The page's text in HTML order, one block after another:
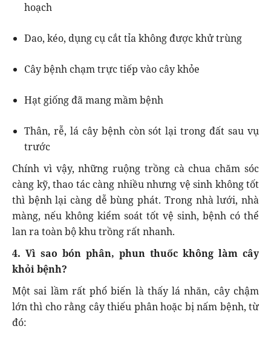
hoạch
Dao, kéo, dụng cụ cắt tỉa không được khử trùng
Cây bệnh chạm trực tiếp vào cây khỏe
Hạt giống đã mang mầm bệnh
Thân, rễ, lá cây bệnh còn sót lại trong đất sau vụ
trước
Chính vì vậy, những ruộng trồng cà chua chăm sóc
càng kỹ, thao tác càng nhiều nhưng vệ sinh không tốt
thì bệnh lại càng dễ bùng phát. Trong nhà lưới, nhà
màng, nếu không kiểm soát tốt vệ sinh, bệnh có thể
lan ra toàn bộ khu trồng rất nhanh.
4. Vì sao bón phân, phun thuốc không làm cây
khỏi bệnh?
Một sai lầm rất phổ biến là thấy lá nhăn, cây chậm
lớn thì cho rằng cây thiếu phân hoặc bị nấm bệnh, từ
đó: